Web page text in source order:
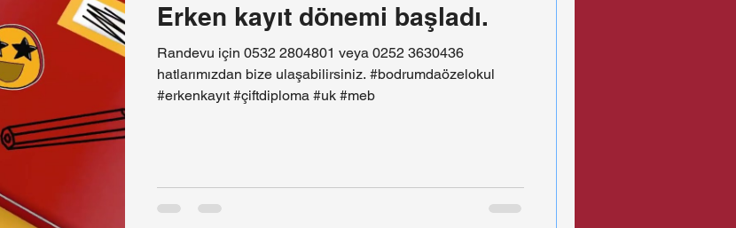
Erken kayıt dönemi başladı.
Randevu için 0532 2804801 veya 0252 3630436
hatlarımızdan bize ulaşabilirsiniz. #bodrumdaözelokul
#erkenkayıt #çiftdiploma #uk #meb